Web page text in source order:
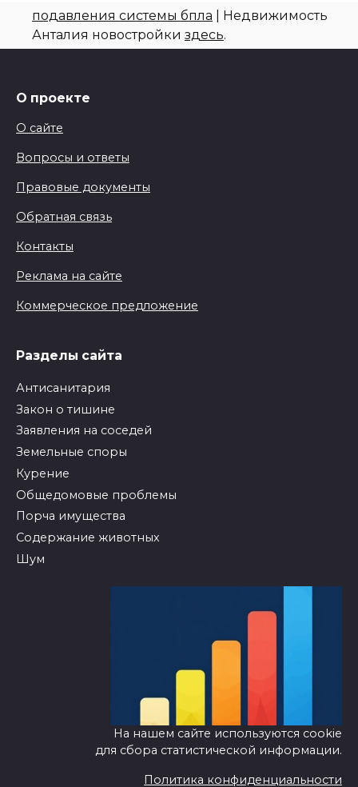
подавления системы бпла | Недвижимость
Анталия новостройки здесь.
О проекте
О сайте
Вопросы и ответы
Правовые документы
Обратная связь
Контакты
Реклама на сайте
Коммерческое предложение
Разделы сайта
Антисанитария
Закон о тишине
Заявления на соседей
Земельные споры
Курение
Общедомовые проблемы
Порча имущества
Содержание животных
Шум
На нашем сайте используются cookie
для сбора статистической информации.
Политика конфиденциальности